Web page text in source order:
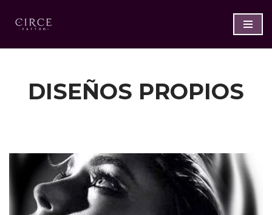
Saltar
al
DISEÑOS PROPIOS